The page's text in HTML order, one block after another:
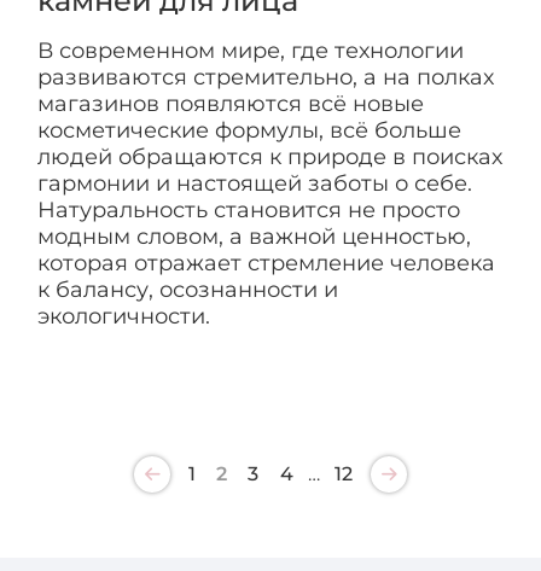
В современном мире, где технологии
развиваются стремительно, а на полках
магазинов появляются всё новые
косметические формулы, всё больше
людей обращаются к природе в поисках
гармонии и настоящей заботы о себе.
Натуральность становится не просто
модным словом, а важной ценностью,
которая отражает стремление человека
к балансу, осознанности и
экологичности.
1 2 3 4 … 12